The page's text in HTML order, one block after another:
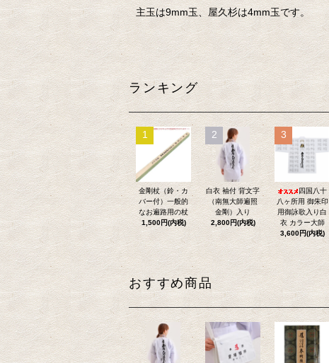
主玉は9mm玉、屋久杉は4mm玉です。
ランキング
1
金剛杖（鈴・カ
バー付）一般的
なお遍路用の杖
1,500円(内税)
2
白衣 袖付 背文字
（南無大師遍照
金剛）入り
2,800円(内税)
3
四国八十
八ヶ所用 御朱印
用御詠歌入り白
衣 カラー大師
3,600円(内税)
おすすめ商品